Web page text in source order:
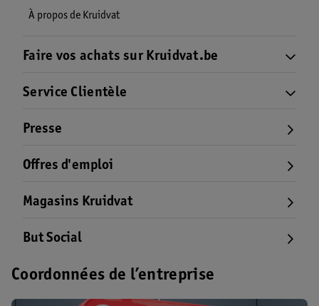
Coordonnées de l’entreprise
À propos de Kruidvat
Faire vos achats sur Kruidvat.be
Service Clientèle
Presse
Offres d'emploi
Magasins Kruidvat
But Social